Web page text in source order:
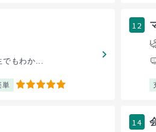
でもわか...
単 5
12
14